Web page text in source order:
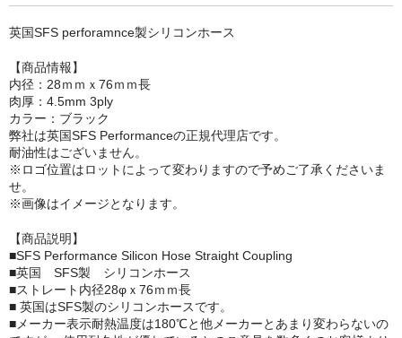
英国SFS perforamnce製シリコンホース
【商品情報】
内径：28ｍｍｘ76ｍｍ長
肉厚：4.5mm 3ply
カラー：ブラック
弊社は英国SFS Performanceの正規代理店です。
耐油性はございません。
※ロゴ位置はロットによって変わりますので予めご了承くださいま
せ。
※画像はイメージとなります。
【商品説明】
■SFS Performance Silicon Hose Straight Coupling
■英国 SFS製 シリコンホース
■ストレート内径28φｘ76ｍｍ長
■ 英国はSFS製のシリコンホースです。
■メーカー表示耐熱温度は180℃と他メーカーとあまり変わらないの